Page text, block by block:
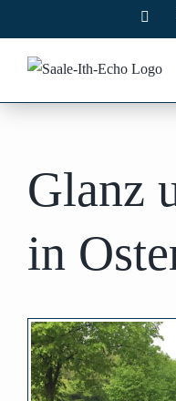
Inhalt
springen
Glanz
in
Zeige
grösseres
Bild